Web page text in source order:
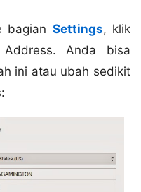
bagian Settings, klik
Anda bisa
ini atau ubah sedikit